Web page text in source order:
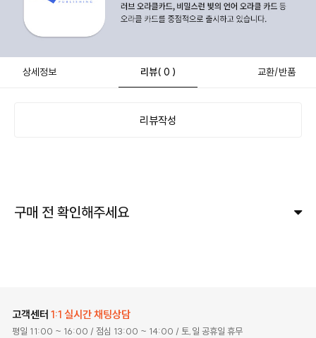
상세정보 리뷰( 0 ) 교환/반품
리뷰작성
구매 전 확인해주세요
고객센터 1:1 실시간 채팅상담
평일 11:00 ~ 16:00 / 점심 13:00 ~ 14:00 / 토,일 공휴일 휴무